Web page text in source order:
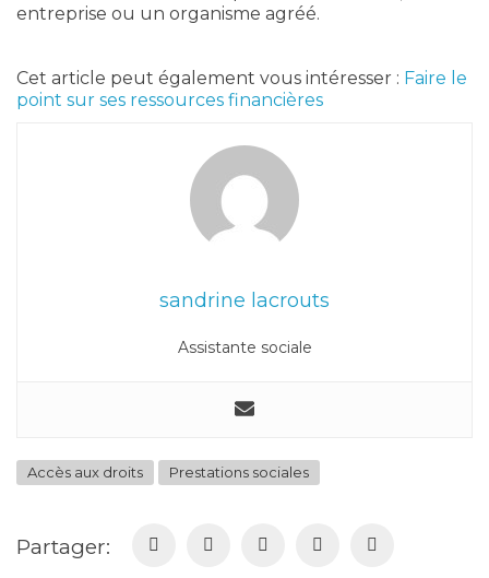
entreprise ou un organisme agréé.
Cet article peut également vous intéresser : Faire le
point sur ses ressources financières
sandrine lacrouts
Assistante sociale
Accès aux droits Prestations sociales
Partager: